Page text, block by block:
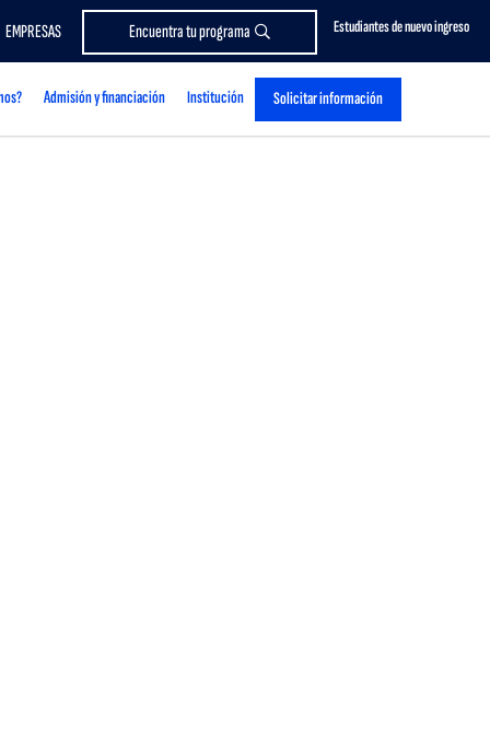
Estudiantes de nuevo ingreso
EMPRESAS Encuentra tu programa
Admisión y financiación Institución Solicitar información